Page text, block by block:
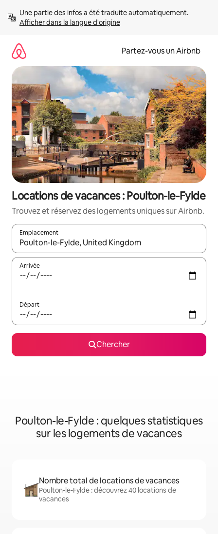
directement
Afficher dans la langue d'origine
Partez-vous un Airbnb
Locations de vacances : Poulton-le-Fylde
Trouvez et réservez des logements uniques sur Airbnb.
Emplacement
Quand les résultats sont affichés, parcourez-les en utilisant
Arrivée
Départ
Chercher
Poulton-le-Fylde : quelques statistiques
sur les logements de vacances
Nombre total de locations de vacances
Poulton-le-Fylde : découvrez 40 locations de
vacances